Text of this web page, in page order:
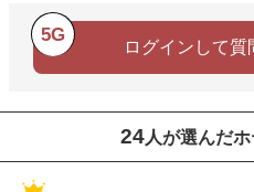
5G
ログインして質
24人が選んだ